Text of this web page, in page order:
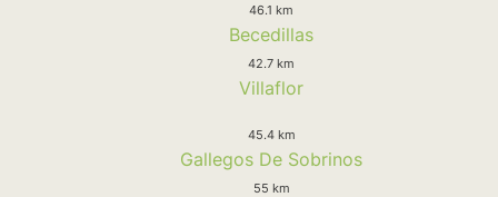
46.1 km
Becedillas
42.7 km
Villaflor
45.4 km
Gallegos De Sobrinos
55 km